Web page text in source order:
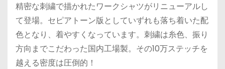
精密な刺繍で描かれたワークシャツがリニューアルし
て登場。セピアトーン版としていずれも落ち着いた配
色となり、着やすくなっています。刺繍は糸色、振り
方向までこだわった国内工場製。その10万ステッチを
越える密度は圧倒的！